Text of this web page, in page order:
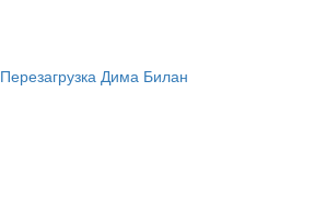
Перезагрузка Дима Билан